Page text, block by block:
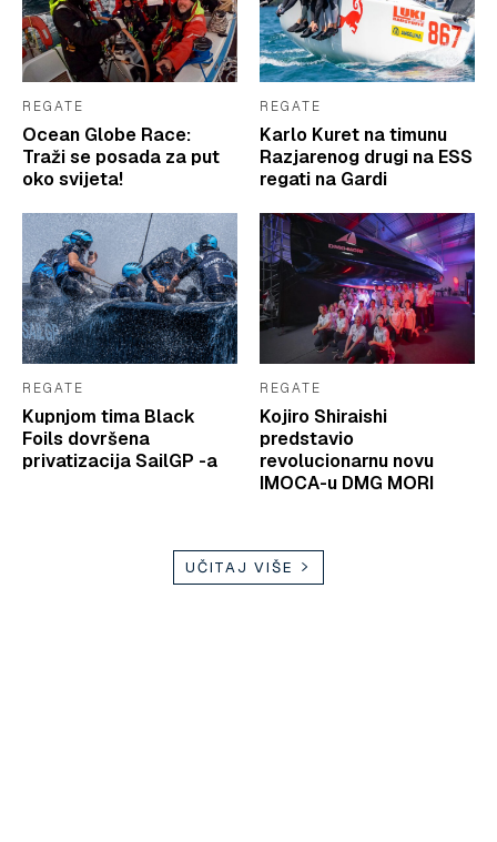
REGATE
Ocean Globe Race:
Traži se posada za put
oko svijeta!
REGATE
Karlo Kuret na timunu
Razjarenog drugi na ESS
regati na Gardi
REGATE
Kupnjom tima Black
Foils dovršena
privatizacija SailGP -a
REGATE
Kojiro Shiraishi
predstavio
revolucionarnu novu
IMOCA-u DMG MORI
UČITAJ VIŠE